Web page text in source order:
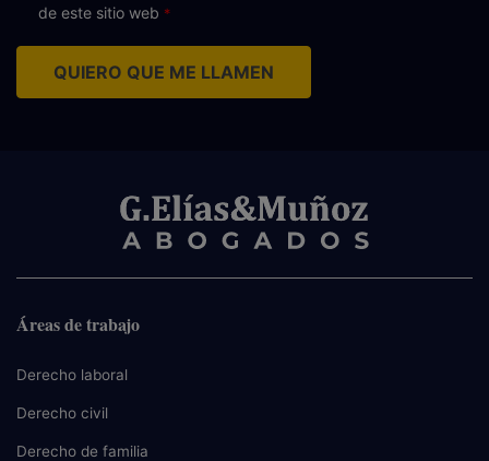
de este sitio web
QUIERO QUE ME LLAMEN
Áreas de trabajo
Derecho laboral
Derecho civil
Derecho de familia